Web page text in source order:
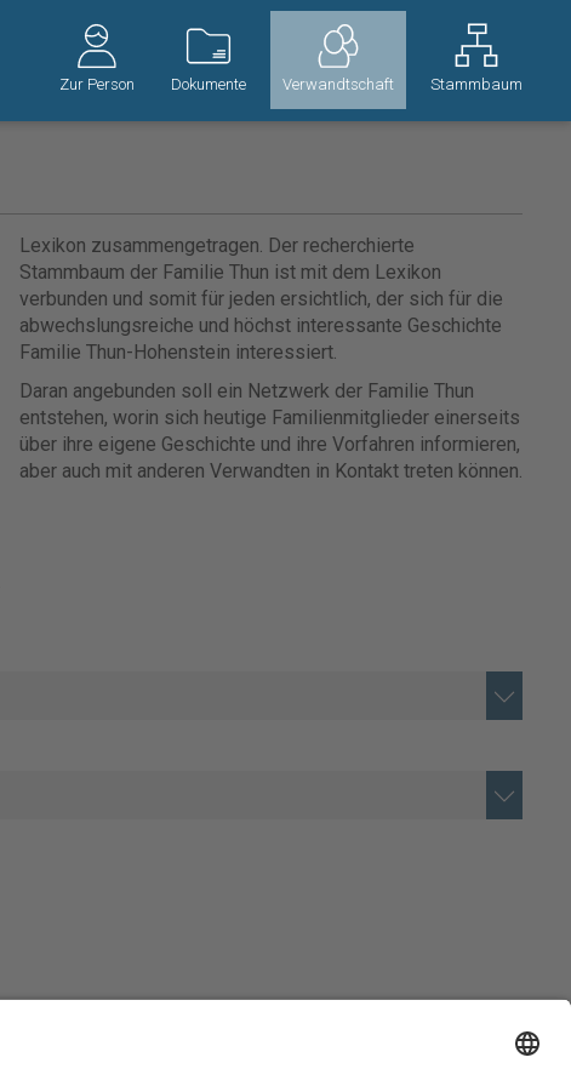
Lexikon zusammengetragen. Der recherchierte
Stammbaum der Familie Thun ist mit dem Lexikon
verbunden und somit für jeden ersichtlich, der sich für die
abwechslungsreiche und höchst interessante Geschichte
Familie Thun-Hohenstein interessiert.
Daran angebunden soll ein Netzwerk der Familie Thun
entstehen, worin sich heutige Familienmitglieder einerseits
über ihre eigene Geschichte und ihre Vorfahren informieren,
aber auch mit anderen Verwandten in Kontakt treten können.
Zur Person Dokumente Verwandtschaft Stammbaum